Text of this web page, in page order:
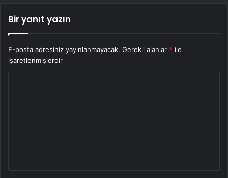
Bir yanıt yazın
E-posta adresiniz yayınlanmayacak. Gerekli alanlar * ile
işaretlenmişlerdir